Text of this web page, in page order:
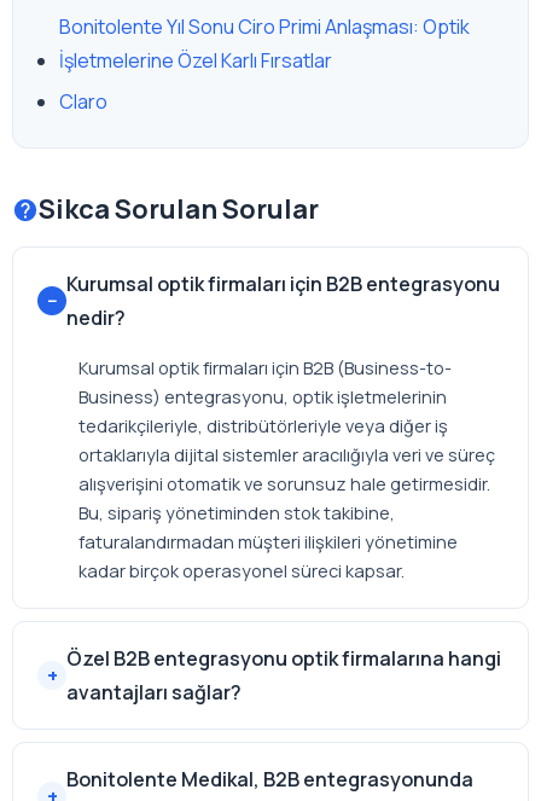
Bonitolente Yıl Sonu Ciro Primi Anlaşması: Optik
İşletmelerine Özel Karlı Fırsatlar
Claro
Sikca Sorulan Sorular
Kurumsal optik firmaları için B2B entegrasyonu
nedir?
Kurumsal optik firmaları için B2B (Business-to-
Business) entegrasyonu, optik işletmelerinin
tedarikçileriyle, distribütörleriyle veya diğer iş
ortaklarıyla dijital sistemler aracılığıyla veri ve süreç
alışverişini otomatik ve sorunsuz hale getirmesidir.
Bu, sipariş yönetiminden stok takibine,
faturalandırmadan müşteri ilişkileri yönetimine
kadar birçok operasyonel süreci kapsar.
Özel B2B entegrasyonu optik firmalarına hangi
avantajları sağlar?
Bonitolente Medikal, B2B entegrasyonunda